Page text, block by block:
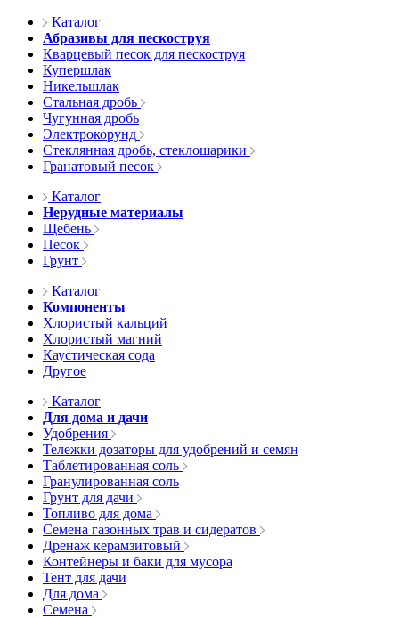
Каталог
Абразивы для пескоструя
Кварцевый песок для пескоструя
Купершлак
Никельшлак
Стальная дробь
Чугунная дробь
Электрокорунд
Стеклянная дробь, стеклошарики
Гранатовый песок
Каталог
Нерудные материалы
Щебень
Песок
Грунт
Каталог
Компоненты
Хлористый кальций
Хлористый магний
Каустическая сода
Другое
Каталог
Для дома и дачи
Удобрения
Тележки дозаторы для удобрений и семян
Таблетированная соль
Гранулированная соль
Грунт для дачи
Топливо для дома
Семена газонных трав и сидератов
Дренаж керамзитовый
Контейнеры и баки для мусора
Тент для дачи
Для дома
Семена